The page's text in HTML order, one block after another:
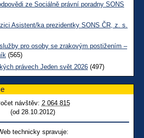
ze Sociálně právní poradny SONS
Asistent/ka prezidentky SONS ČR, z. s.
pro osoby se zrakovým postižením –
(565)
právech Jeden svět 2026 (497)
návštěv: 2 064 815
(od 28.10.2012)
technicky spravuje: